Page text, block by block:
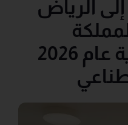
يعود DeepFest إلى الرياض
العربية السعودية عام 2026